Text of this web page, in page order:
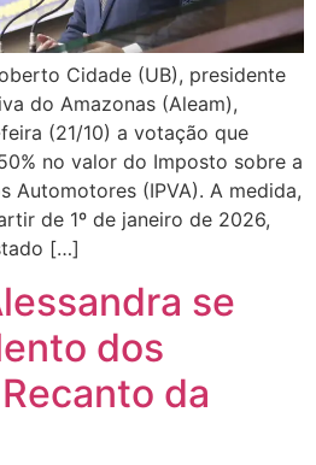
Cidade (UB), presidente
do Amazonas (Aleam),
(21/10) a votação que
no valor do Imposto sobre a
Automotores (IPVA). A medida,
de 1º de janeiro de 2026,
[…]
se
dos
da